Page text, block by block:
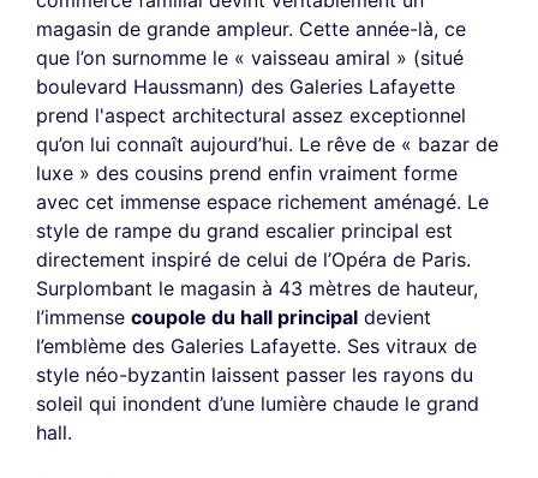
magasin de grande ampleur. Cette année-là, ce
que l’on surnomme le « vaisseau amiral » (situé
boulevard Haussmann) des Galeries Lafayette
prend l'aspect architectural assez exceptionnel
qu’on lui connaît aujourd’hui. Le rêve de « bazar de
luxe » des cousins prend enfin vraiment forme
avec cet immense espace richement aménagé. Le
style de rampe du grand escalier principal est
directement inspiré de celui de l’Opéra de Paris.
Surplombant le magasin à 43 mètres de hauteur,
l’immense coupole du hall principal devient
l’emblème des Galeries Lafayette. Ses vitraux de
style néo-byzantin laissent passer les rayons du
soleil qui inondent d’une lumière chaude le grand
hall.